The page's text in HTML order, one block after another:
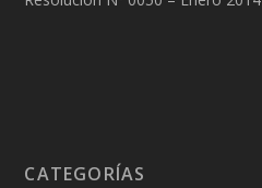
CATEGORÍAS